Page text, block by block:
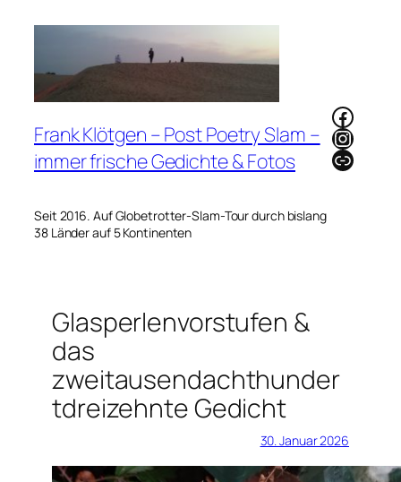
Frank Klötgen – Post Poetry Slam –
immer frische Gedichte & Fotos
Seit 2016. Auf Globetrotter-Slam-Tour durch bislang
38 Länder auf 5 Kontinenten
Link
Glasperlenvorstufen &
das
zweitausendachthunder
tdreizehnte Gedicht
30. Januar 2026